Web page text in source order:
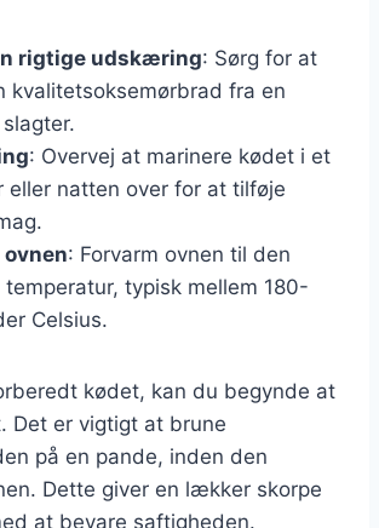
rigtige udskæring: Sørg for at
kvalitetsoksemørbrad fra en
: Overvej at marinere kødet i et
eller natten over for at tilføje
ovnen: Forvarm ovnen til den
temperatur, typisk mellem 180-
Celsius.
kødet, kan du begynde at
Det er vigtigt at brune
på en pande, inden den
Dette giver en lækker skorpe
at bevare saftigheden.